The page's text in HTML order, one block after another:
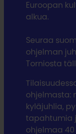
Euroopan
alkua.
Seuraa
ohjelman
Torniosta
ohjelmasta:
kyläjuhlia,
tapahtumia
ohjelmaa